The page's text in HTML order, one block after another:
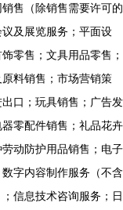
售（除销售需要许可的
及展览服务；平面设
零售；文具用品零售；
料销售；市场营销策
口；玩具销售；广告发
零配件销售；礼品花卉
动防护用品销售；电子
字内容制作服务（不含
信息技术咨询服务；日